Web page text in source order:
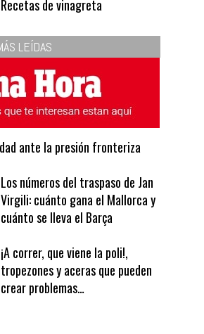
respeta las proporciones.
Recetas de vinagreta
LEÍDAS
ante la presión fronteriza
Virgili: cuánto gana el Mallorca y
cuánto se lleva el Barça